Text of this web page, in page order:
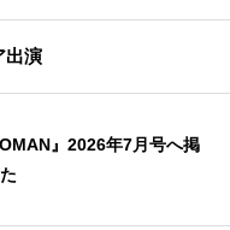
出演
』2026年7月号へ掲